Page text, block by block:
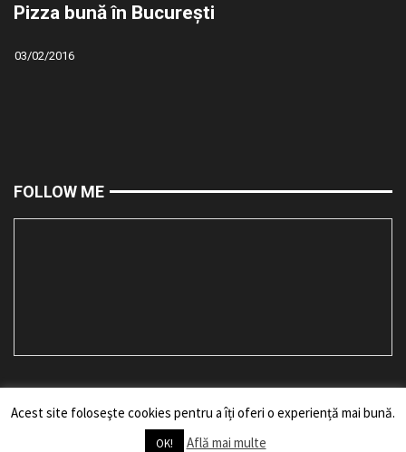
Pizza bună în București
03/02/2016
FOLLOW ME
Toate drepturile rezervate bărbii mele. Reproducerea fără acordul
BARBOSUL.RO duce la sancționarea vinovatului prin tăierea bărbii fără
Acest site foloseşte cookies pentru a îți oferi o experiență mai bună.
OK! Află mai multe